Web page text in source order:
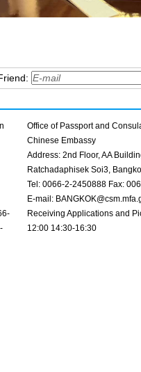
Office of Passport and
Chinese Embassy
Address: 2nd Floor, AA
Ratchadaphisek Soi3,
Tel: 0066-2-2450888 Fax:
E-mail:
Receiving Applications and
12:00 14:30-16:30